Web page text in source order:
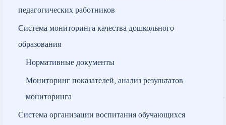
педагогических работников
Система мониторинга качества дошкольного
образования
Нормативные документы
Мониторинг показателей, анализ результатов
мониторинга
Система организации воспитания обучающихся